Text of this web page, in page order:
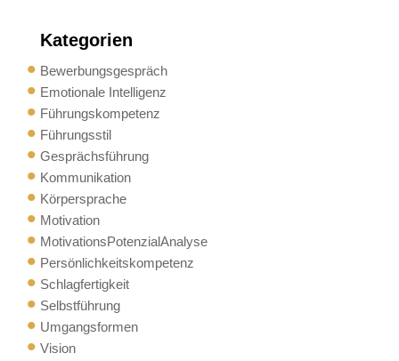
Kategorien
Bewerbungsgespräch
Emotionale Intelligenz
Führungskompetenz
Führungsstil
Gesprächsführung
Kommunikation
Körpersprache
Motivation
MotivationsPotenzialAnalyse
Persönlichkeitskompetenz
Schlagfertigkeit
Selbstführung
Umgangsformen
Vision